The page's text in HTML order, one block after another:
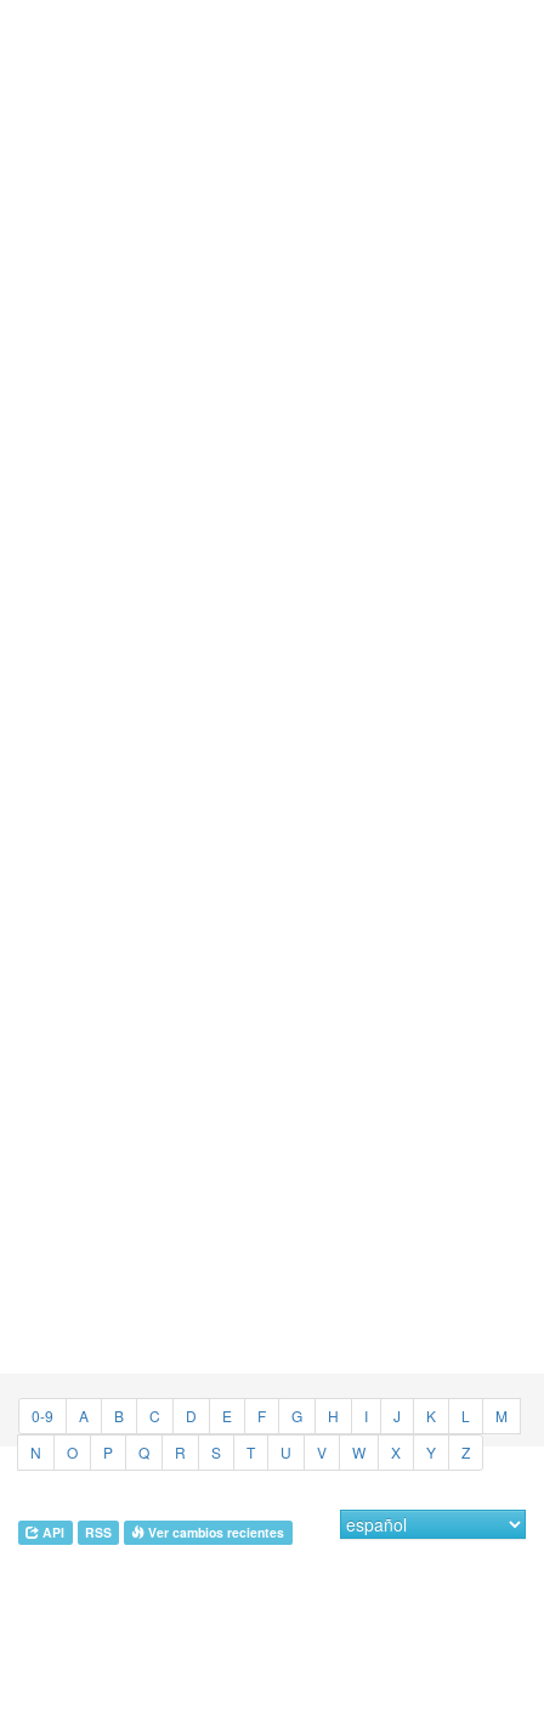
0-9 A B C D E F G H I J K L
M
N
O P Q R S T U V W X Y Z
API RSS Ver cambios recientes